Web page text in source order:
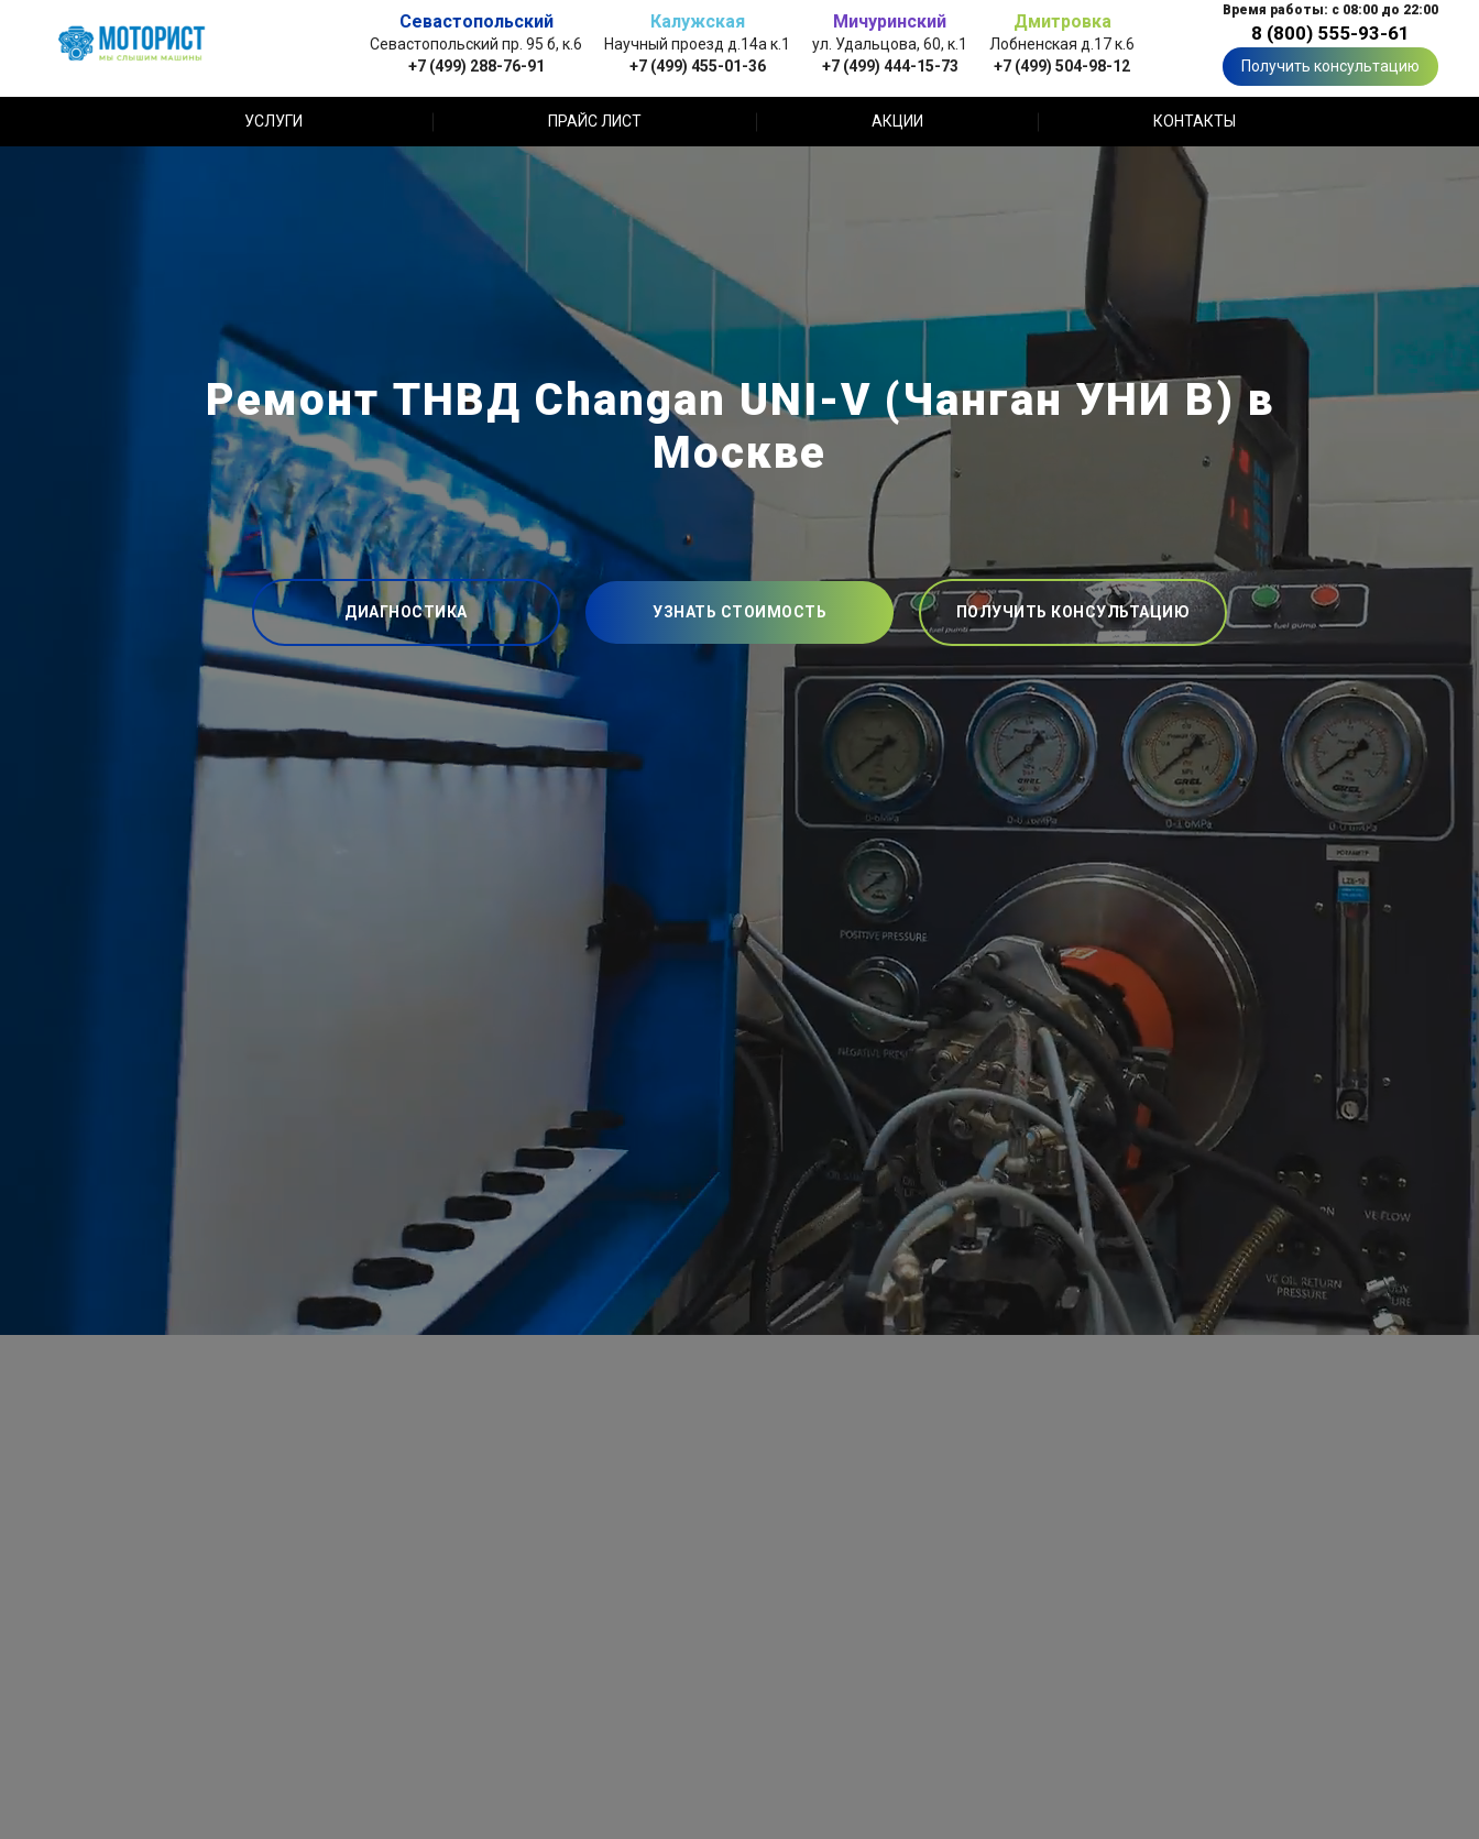
Севастопольский
Севастопольский пр. 95 б, к.6
+7 (499) 288-76-91
Калужская
Научный проезд д.14а к.1
+7 (499) 455-01-36
Мичуринский
ул. Удальцова, 60, к.1
+7 (499) 444-15-73
Дмитровка
Лобненская д.17 к.6
+7 (499) 504-98-12
Время работы: с 08:00 до 22:00
8 (800) 555-93-61
Получить консультацию
УСЛУГИ ПРАЙС ЛИСТ АКЦИИ КОНТАКТЫ
Ремонт ТНВД Changan UNI-V (Чанган УНИ В) в
Москве
ДИАГНОСТИКА УЗНАТЬ СТОИМОСТЬ ПОЛУЧИТЬ КОНСУЛЬТАЦИЮ